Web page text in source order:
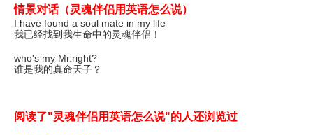
情景对话（灵魂伴侣用英语怎么说）
I have found a soul mate in my life
我已经找到我生命中的灵魂伴侣！
who's my Mr.right?
谁是我的真命天子？
阅读了"灵魂伴侣用英语怎么说"的人还浏览过